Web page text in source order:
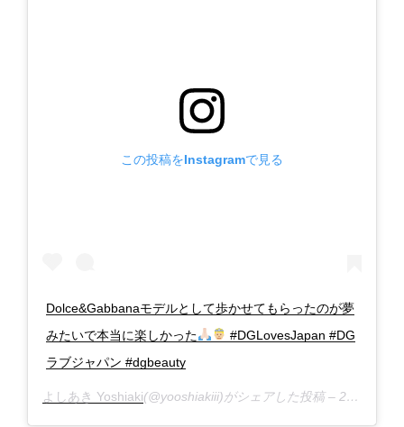
この投稿をInstagramで見る
Dolce&Gabbanaモデルとして歩かせてもらったのが夢
みたいで本当に楽しかった
#DGLovesJapan #DG
ラブジャパン #dgbeauty
よしあき Yoshiaki(@yooshiakiii)がシェアした投稿 – 2017年10月月5日午前3時06分PDT